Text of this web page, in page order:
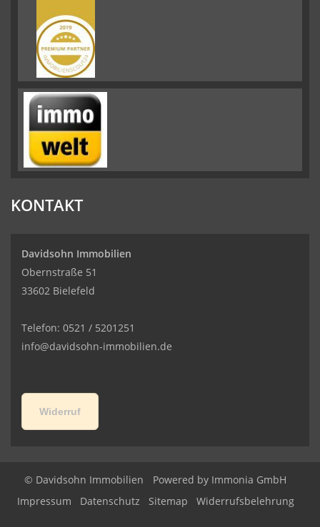
KONTAKT
Davidsohn Immobilien
Obernstraße 51
33602 Bielefeld
Telefon: 0521 / 5201251
info@davidsohn-immobilien.de
Widerruf
© Davidsohn Immobilien Powered by Immonia GmbH
Impressum
Datenschutz Sitemap Widerrufsbelehrung